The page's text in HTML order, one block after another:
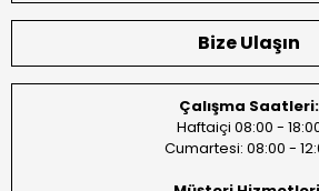
Bize Ulaşın
Çalışma Saatleri:
Haftaiçi 08:00 -
Cumartesi: 08:00 -